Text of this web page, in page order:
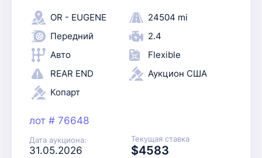
OR - EUGENE
24504 mi
Передний
2.4
Авто
Flexible
REAR END
Аукцион США
Копарт
лот # 76648
Дата аукциона:
31.05.2026
Текущая ставка
$4583